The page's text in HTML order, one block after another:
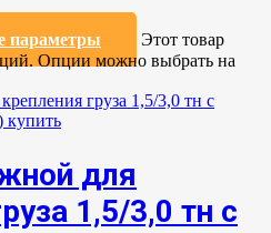
параметры
Этот товар
Опции можно выбрать на
для
1,5/3,0 тн с